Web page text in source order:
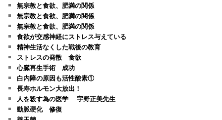
無宗教と食欲、肥満の関係
無宗教と食欲、肥満の関係
無宗教と食欲、肥満の関係
食欲が交感神経にストレス与えている
精神生活なくした戦後の教育
ストレスの発散 食欲
心臓再生手術 成功
白内障の原因も活性酸素①
長寿ホルモン大放出！
人を殺す為の医学 宇野正美先生
動脈硬化 修復